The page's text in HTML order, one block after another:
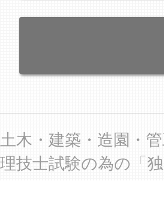
土木・建築・造園・
理技士試験の為の「